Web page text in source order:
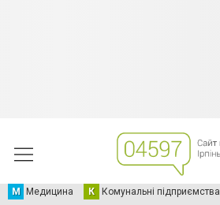
М Медицина К Комунальні підприємства